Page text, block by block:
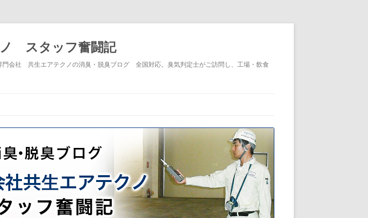
スタッフ奮闘記
会社 共生エアテクノの消臭・脱臭ブログ 全国対応。臭気判定士がご訪問し、工場・飲食